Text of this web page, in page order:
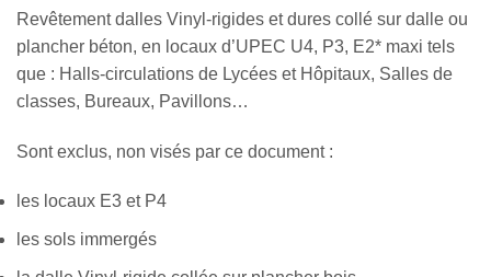
Revêtement dalles Vinyl-rigides et dures collé sur dalle ou
plancher béton, en locaux d’UPEC U4, P3, E2* maxi tels
que : Halls-circulations de Lycées et Hôpitaux, Salles de
classes, Bureaux, Pavillons…
Sont exclus, non visés par ce document :
les locaux E3 et P4
les sols immergés